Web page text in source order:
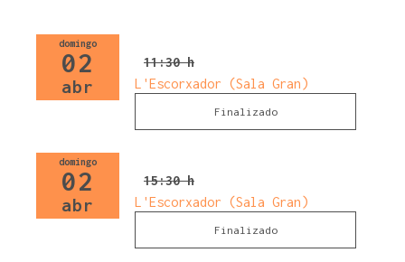
domingo
02
abr
11:30 h
L'Escorxador (Sala Gran)
Finalizado
domingo
02
abr
15:30 h
L'Escorxador (Sala Gran)
Finalizado